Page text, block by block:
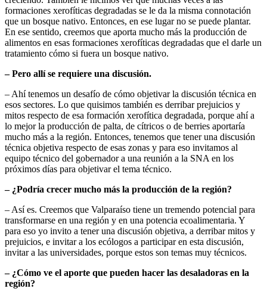
formaciones xerofíticas degradadas se le da la misma connotación
que un bosque nativo. Entonces, en ese lugar no se puede plantar.
En ese sentido, creemos que aporta mucho más la producción de
alimentos en esas formaciones xerofíticas degradadas que el darle un
tratamiento cómo si fuera un bosque nativo.
– Pero allí se requiere una discusión.
– Ahí tenemos un desafío de cómo objetivar la discusión técnica en
esos sectores. Lo que quisimos también es derribar prejuicios y
mitos respecto de esa formación xerofítica degradada, porque ahí a
lo mejor la producción de palta, de cítricos o de berries aportaría
mucho más a la región. Entonces, tenemos que tener una discusión
técnica objetiva respecto de esas zonas y para eso invitamos al
equipo técnico del gobernador a una reunión a la SNA en los
próximos días para objetivar el tema técnico.
– ¿Podría crecer mucho más la producción de la región?
– Así es. Creemos que Valparaíso tiene un tremendo potencial para
transformarse en una región y en una potencia ecoalimentaria. Y
para eso yo invito a tener una discusión objetiva, a derribar mitos y
prejuicios, e invitar a los ecólogos a participar en esta discusión,
invitar a las universidades, porque estos son temas muy técnicos.
– ¿Cómo ve el aporte que pueden hacer las desaladoras en la
región?